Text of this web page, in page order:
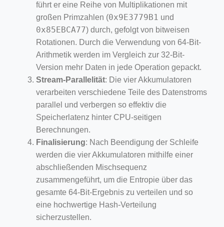
führt er eine Reihe von Multiplikationen mit
großen Primzahlen (0x9E3779B1 und
0x85EBCA77) durch, gefolgt von bitweisen
Rotationen. Durch die Verwendung von 64-Bit-
Arithmetik werden im Vergleich zur 32-Bit-
Version mehr Daten in jede Operation gepackt.
Stream-Parallelität: Die vier Akkumulatoren
verarbeiten verschiedene Teile des Datenstroms
parallel und verbergen so effektiv die
Speicherlatenz hinter CPU-seitigen
Berechnungen.
Finalisierung: Nach Beendigung der Schleife
werden die vier Akkumulatoren mithilfe einer
abschließenden Mischsequenz
zusammengeführt, um die Entropie über das
gesamte 64-Bit-Ergebnis zu verteilen und so
eine hochwertige Hash-Verteilung
sicherzustellen.